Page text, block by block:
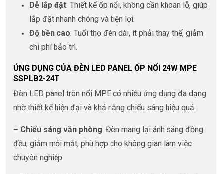
Dễ lắp đặt: Thiết kế ốp nổi, không cần khoan lỗ, giúp
lắp đặt nhanh chóng và tiện lợi.
Độ bền cao: Tuổi thọ đèn dài, ít phải thay thế, giảm
chi phí bảo trì.
ỨNG DỤNG CỦA ĐÈN LED PANEL ỐP NỔI 24W MPE
SSPLB2-24T
Đèn LED panel tròn nổi MPE có nhiều ứng dụng đa dạng
nhờ thiết kế hiện đại và khả năng chiếu sáng hiệu quả:
– Chiếu sáng văn phòng: Đèn mang lại ánh sáng đồng
đều, giảm mỏi mắt, phù hợp cho không gian làm việc
chuyên nghiệp.